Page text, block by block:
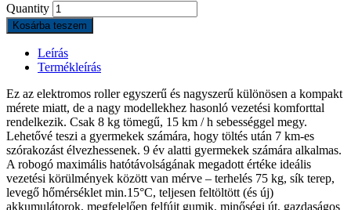
Quantity
Kosárba teszem
Leírás
Termékleírás
Ez az elektromos roller egyszerű és nagyszerű különösen a kompakt
mérete miatt, de a nagy modellekhez hasonló vezetési komforttal
rendelkezik. Csak 8 kg tömegű, 15 km / h sebességgel megy.
Lehetővé teszi a gyermekek számára, hogy töltés után 7 km-es
szórakozást élvezhessenek. 9 év alatti gyermekek számára alkalmas.
A robogó maximális hatótávolságának megadott értéke ideális
vezetési körülmények között van mérve – terhelés 75 kg, sík terep,
levegő hőmérséklet min.15°C, teljesen feltöltött (és új)
akkumulátorok, megfelelően felfújt gumik, minőségi út, gazdaságos